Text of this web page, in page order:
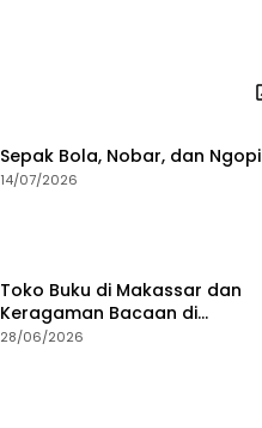
Sepak Bola, Nobar, dan Ngopi
14/07/2026
Toko Buku di Makassar dan
Keragaman Bacaan di
Masanya
28/06/2026